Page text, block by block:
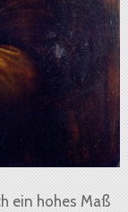
ein hohes Maß